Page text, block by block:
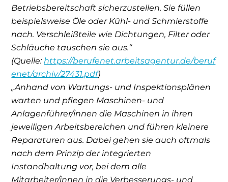
Betriebsbereitschaft sicherzustellen. Sie füllen
beispielsweise Öle oder Kühl- und Schmierstoffe
nach. Verschleißteile wie Dichtungen, Filter oder
Schläuche tauschen sie aus.“
(Quelle: https://berufenet.arbeitsagentur.de/beruf
enet/archiv/27431.pdf)
„Anhand von Wartungs- und Inspektionsplänen
warten und pflegen Maschinen- und
Anlagenführer/innen die Maschinen in ihren
jeweiligen Arbeitsbereichen und führen kleinere
Reparaturen aus. Dabei gehen sie auch oftmals
nach dem Prinzip der integrierten
Instandhaltung vor, bei dem alle
Mitarbeiter/innen in die Verbesserungs- und